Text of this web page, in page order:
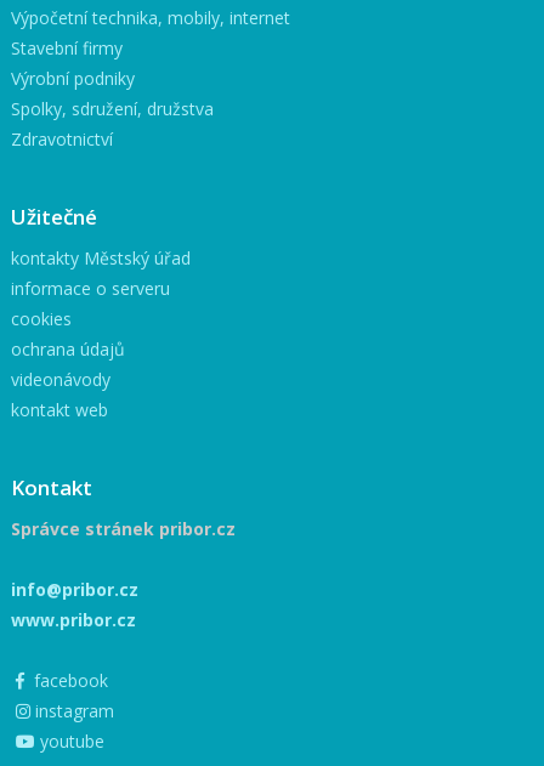
Výpočetní technika, mobily, internet
Stavební firmy
Výrobní podniky
Spolky, sdružení, družstva
Zdravotnictví
Užitečné
kontakty Městský úřad
informace o serveru
cookies
ochrana údajů
videonávody
kontakt web
Kontakt
Správce stránek pribor.cz
info@pribor.cz
www.pribor.cz
facebook
instagram
youtube